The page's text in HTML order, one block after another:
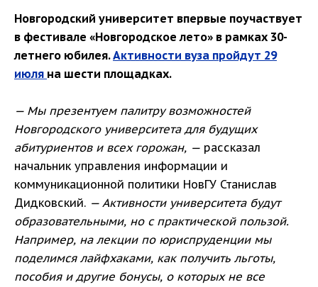
Новгородский университет впервые поучаствует
в фестивале «Новгородское лето» в рамках 30-
летнего юбилея.Активности вуза пройдут 29
июля на шести площадках.
— Мы презентуем палитру возможностей
Новгородского университета для будущих
абитуриентов и всех горожан, — рассказал
начальник управления информации и
коммуникационной политики НовГУ Станислав
Дидковский. — Активности университета будут
образовательными, но с практической пользой.
Например, на лекции по юриспруденции мы
поделимся лайфхаками, как получить льготы,
пособия и другие бонусы, о которых не все